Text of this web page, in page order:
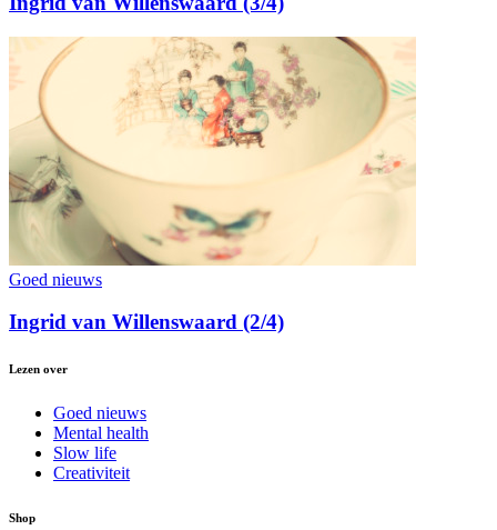
Goed nieuws
Ingrid van Willenswaard (2/4)
Lezen over
Goed nieuws
Mental health
Slow life
Creativiteit
Shop